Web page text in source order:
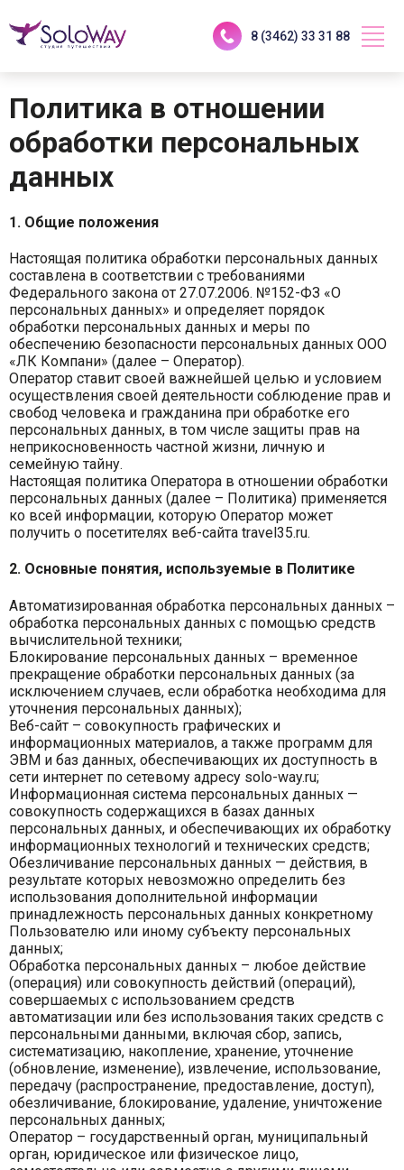
8 (3462) 33 31 88
Политика в отношении
обработки персональных
данных
1. Общие положения
Настоящая политика обработки персональных данных
составлена в соответствии с требованиями
Федерального закона от 27.07.2006. №152-ФЗ «О
персональных данных» и определяет порядок
обработки персональных данных и меры по
обеспечению безопасности персональных данных ООО
«ЛК Компани» (далее – Оператор).
Оператор ставит своей важнейшей целью и условием
осуществления своей деятельности соблюдение прав и
свобод человека и гражданина при обработке его
персональных данных, в том числе защиты прав на
неприкосновенность частной жизни, личную и
семейную тайну.
Настоящая политика Оператора в отношении обработки
персональных данных (далее – Политика) применяется
ко всей информации, которую Оператор может
получить о посетителях веб-сайта travel35.ru.
2. Основные понятия, используемые в Политике
Автоматизированная обработка персональных данных –
обработка персональных данных с помощью средств
вычислительной техники;
Блокирование персональных данных – временное
прекращение обработки персональных данных (за
исключением случаев, если обработка необходима для
уточнения персональных данных);
Веб-сайт – совокупность графических и
информационных материалов, а также программ для
ЭВМ и баз данных, обеспечивающих их доступность в
сети интернет по сетевому адресу solo-way.ru;
Информационная система персональных данных —
совокупность содержащихся в базах данных
персональных данных, и обеспечивающих их обработку
информационных технологий и технических средств;
Обезличивание персональных данных — действия, в
результате которых невозможно определить без
использования дополнительной информации
принадлежность персональных данных конкретному
Пользователю или иному субъекту персональных
данных;
Обработка персональных данных – любое действие
(операция) или совокупность действий (операций),
совершаемых с использованием средств
автоматизации или без использования таких средств с
персональными данными, включая сбор, запись,
систематизацию, накопление, хранение, уточнение
(обновление, изменение), извлечение, использование,
передачу (распространение, предоставление, доступ),
обезличивание, блокирование, удаление, уничтожение
персональных данных;
Оператор – государственный орган, муниципальный
орган, юридическое или физическое лицо,